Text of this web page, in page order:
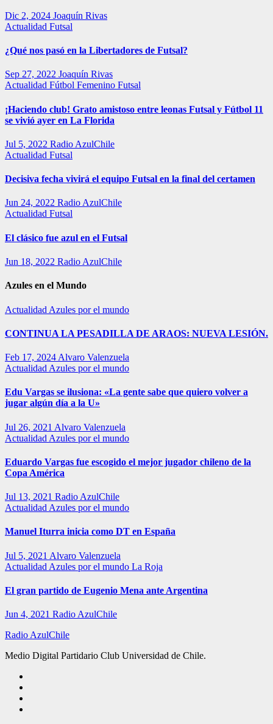
Dic 2, 2024 Joaquín Rivas
Actualidad Futsal
¿Qué nos pasó en la Libertadores de Futsal?
Sep 27, 2022 Joaquín Rivas
Actualidad Fútbol Femenino Futsal
¡Haciendo club! Grato amistoso entre leonas Futsal y Fútbol 11
se vivió ayer en La Florida
Jul 5, 2022 Radio AzulChile
Actualidad Futsal
Decisiva fecha vivirá el equipo Futsal en la final del certamen
Jun 24, 2022 Radio AzulChile
Actualidad Futsal
El clásico fue azul en el Futsal
Jun 18, 2022 Radio AzulChile
Azules en el Mundo
Actualidad Azules por el mundo
CONTINUA LA PESADILLA DE ARAOS: NUEVA LESIÓN.
Feb 17, 2024 Alvaro Valenzuela
Actualidad Azules por el mundo
Edu Vargas se ilusiona: «La gente sabe que quiero volver a
jugar algún día a la U»
Jul 26, 2021 Alvaro Valenzuela
Actualidad Azules por el mundo
Eduardo Vargas fue escogido el mejor jugador chileno de la
Copa América
Jul 13, 2021 Radio AzulChile
Actualidad Azules por el mundo
Manuel Iturra inicia como DT en España
Jul 5, 2021 Alvaro Valenzuela
Actualidad Azules por el mundo La Roja
El gran partido de Eugenio Mena ante Argentina
Jun 4, 2021 Radio AzulChile
Radio AzulChile
Medio Digital Partidario Club Universidad de Chile.